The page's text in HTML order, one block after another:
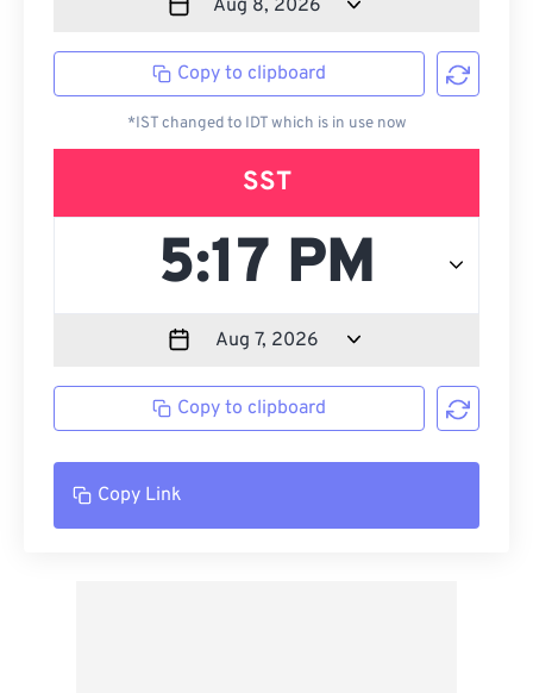
Copy to clipboard
*IST changed to IDT which is in use now
SST
Copy to clipboard
Copy Link